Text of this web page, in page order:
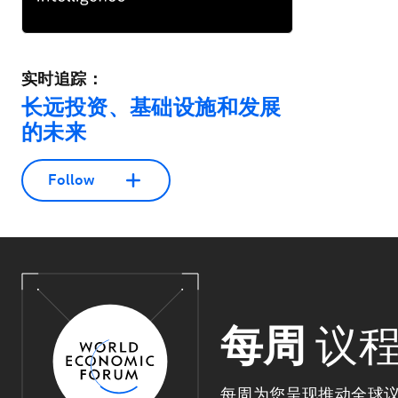
实时追踪：
长远投资、基础设施和发展
的未来
Follow
每周 议程
每周为您呈现推动全球